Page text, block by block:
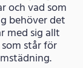
och vad som
behöver det
med sig allt
står för